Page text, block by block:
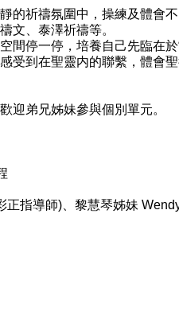
的祈禱氛圍中，操練及體會
文、泰澤祈禱等。
間停一停，培養自己先臨在
受到在聖靈内的聯繫，體會聖
迎弟兄姊妹參與個別單元。
指導師)、 黎慧琴姊妹